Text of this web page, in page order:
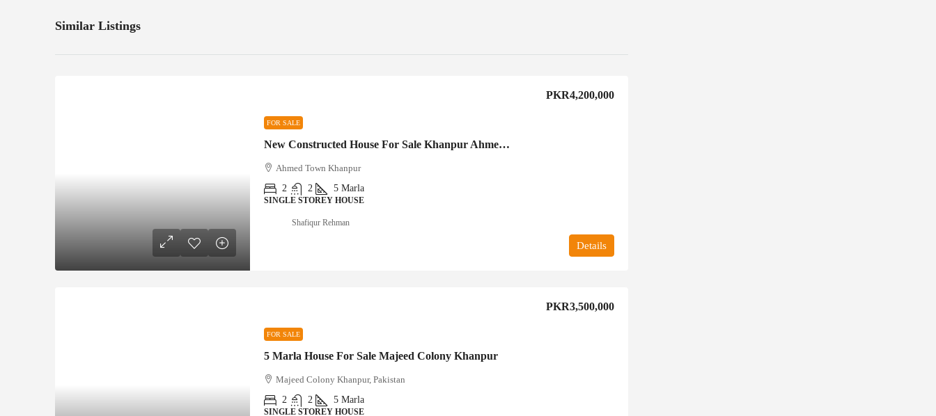
Similar Listings
FOR SALE
New Constructed House For Sale Khanpur Ahmed Town
PKR4,200,000
Ahmed Town Khanpur
2
2 5 Marla
SINGLE STOREY HOUSE
Details
Shafiqur Rehman
FOR SALE
5 Marla House For Sale Majeed Colony Khanpur
PKR3,500,000
Majeed Colony Khanpur, Pakistan
2
2 5 Marla
SINGLE STOREY HOUSE